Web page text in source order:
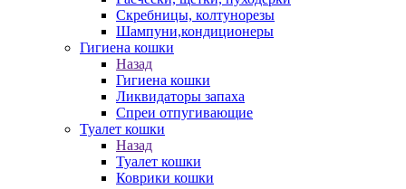
Скребницы, колтунорезы
Шампуни,кондиционеры
Гигиена кошки
Назад
Гигиена кошки
Ликвидаторы запаха
Спреи отпугивающие
Туалет кошки
Назад
Туалет кошки
Коврики кошки